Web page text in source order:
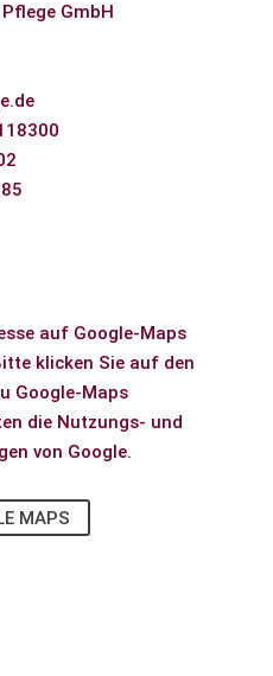
GmbH
auf Google-Maps
klicken Sie auf den
Google-Maps
die Nutzungs- und
von Google.
MAPS